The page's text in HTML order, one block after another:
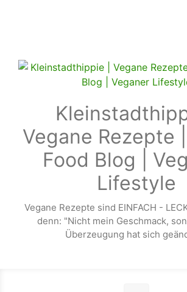
Vegane Rezepte
Food Blog |
Lifestyle
Vegane Rezepte sind EINFACH -
denn: "Nicht mein Geschmack,
Überzeugung hat sich